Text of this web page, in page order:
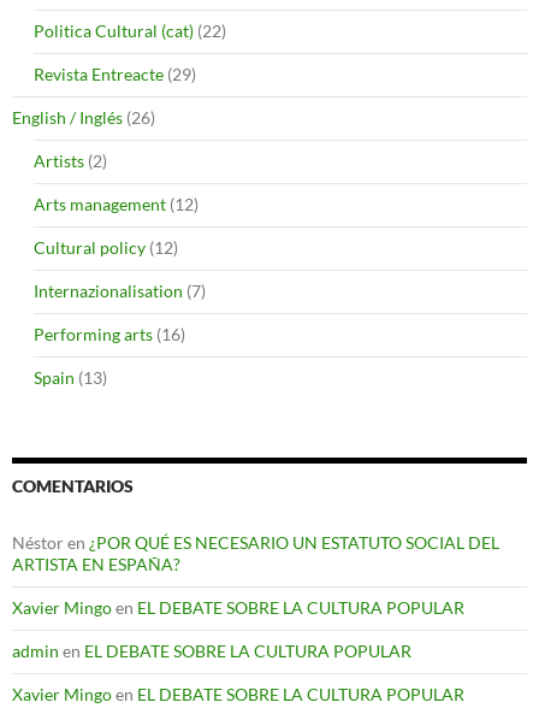
Politica Cultural (cat) (22)
Revista Entreacte (29)
English / Inglés (26)
Artists (2)
Arts management (12)
Cultural policy (12)
Internazionalisation (7)
Performing arts (16)
Spain (13)
COMENTARIOS
Néstoren ¿POR QUÉ ES NECESARIO UN ESTATUTO SOCIAL DEL
ARTISTA EN ESPAÑA?
Xavier Mingoen EL DEBATE SOBRE LA CULTURA POPULAR
admin en EL DEBATE SOBRE LA CULTURA POPULAR
Xavier Mingoen EL DEBATE SOBRE LA CULTURA POPULAR